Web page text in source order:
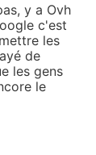
y a Ovh
c'est
les
de
les gens
le